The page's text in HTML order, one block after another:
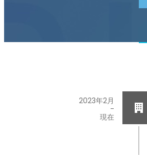
2023年2月
-
現在